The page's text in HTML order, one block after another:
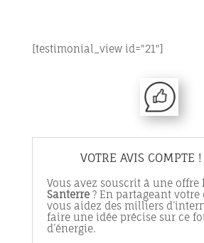
[testimonial_view id="21"]
VOTRE AVIS COMPTE !
Vous avez souscrit à une offre
Santerre? En partageant votre
vous aidez des milliers
faire une idée précise sur ce
d’énergie.